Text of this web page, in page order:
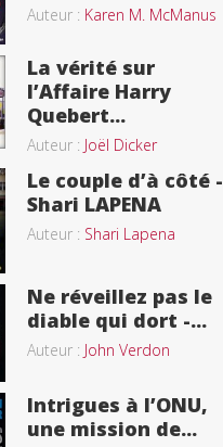
Auteur : Karen M. McManus
La vérité sur
l’Affaire Harry
Quebert...
Auteur : Joël Dicker
Le couple d’à côté -
Shari LAPENA
Auteur : Shari Lapena
Ne réveillez pas le
diable qui dort -...
Auteur : John Verdon
Intrigues à l’ONU,
une mission de...